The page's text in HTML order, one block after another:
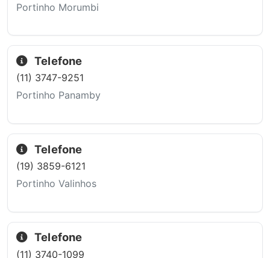
Portinho Morumbi
Telefone
(11) 3747-9251
Portinho Panamby
Telefone
(19) 3859-6121
Portinho Valinhos
Telefone
(11) 3740-1099